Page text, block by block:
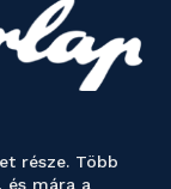
része. Több
és mára a